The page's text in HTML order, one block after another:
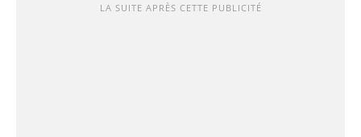
LA SUITE APRÈS CETTE PUBLICITÉ